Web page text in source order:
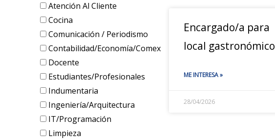
Atención Al Cliente
Cocina
Comunicación / Periodismo
Contabilidad/Economía/Comex
Docente
Estudiantes/Profesionales
Indumentaria
Ingeniería/Arquitectura
IT/Programación
Limpieza
Encargado/a para
local gastronómico
ME INTERESA »
28/04/2026